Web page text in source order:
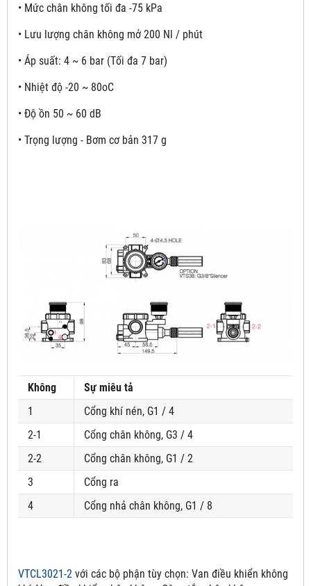
• Mức chân không tối đa -75 kPa
• Lưu lượng chân không mở 200 Nl / phút
• Áp suất: 4 ~ 6 bar (Tối đa 7 bar)
• Nhiệt độ -20 ~ 80oC
• Độ ồn 50 ~ 60 dB
• Trọng lượng - Bơm cơ bản 317 g
Không
Sự miêu tả
1
Cổng khí nén, G1 / 4
2-1
Cổng chân không, G3 / 4
2-2
Cổng chân không, G1 / 2
3
Cổng ra
4
Cổng nhả chân không, G1 / 8
VTCL3021-2 với các bộ phận tùy chọn: Van điều khiển không